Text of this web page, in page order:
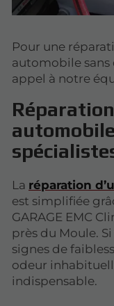
Pour une
automobile sans
appel à notre
La réparation
est simplifiée
GARAGE EMC
près du Moule.
signes de
odeur
indispensable.